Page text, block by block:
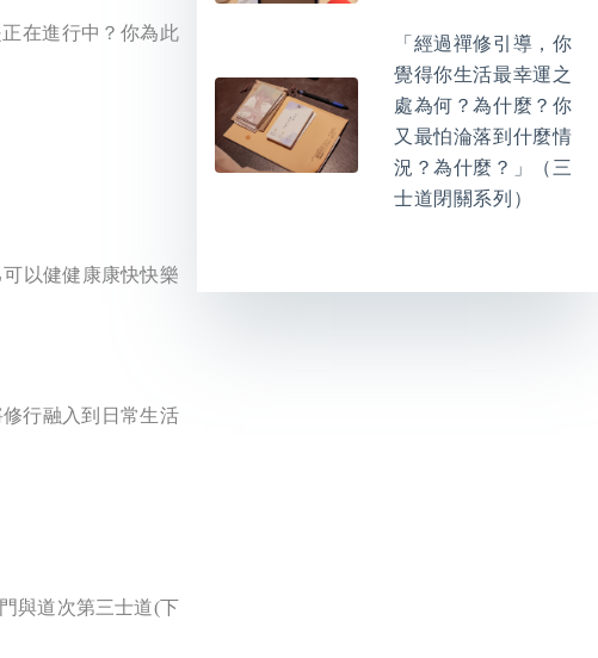
在進行中？你為此
以健健康康快快樂
行融入到日常生活
與道次第三士道(下
「經過禪修引導，你
覺得你生活最幸運之
處為何？為什麼？你
又最怕淪落到什麼情
況？為什麼？」（三
士道閉關系列）